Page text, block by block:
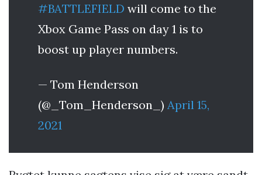
#BATTLEFIELD will come to the
Xbox Game Pass on day 1 is to
boost up player numbers.
— Tom Henderson
(@_Tom_Henderson_) April 15,
2021